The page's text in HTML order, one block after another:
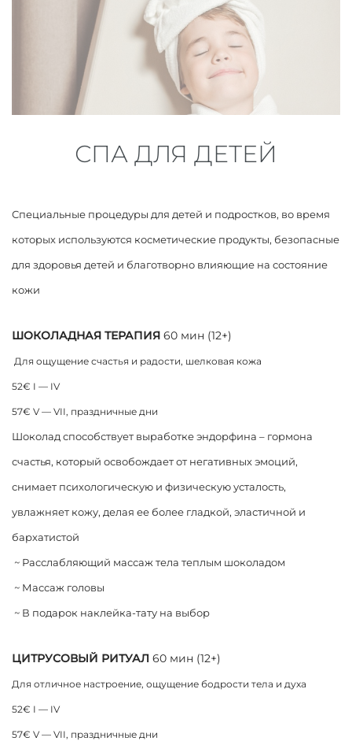
СПА ДЛЯ ДЕТЕЙ
Специальные процедуры для детей и подростков, во время
которых используются косметические продукты, безопасные
для здоровья детей и благотворно влияющие на состояние
кожи
ШОКОЛАДНАЯ ТЕРАПИЯ 60 мин (12+)
Для oщущение счастья и радости, шелковая кожа
52€ I — IV
57€ V — VII, праздничные дни
Шоколад способствует выработке эндорфина – гормона
счастья, который освобождает от негативных эмоций,
снимает психологическую и физическую усталость,
увлажняет кожу, делая ее более гладкой, эластичной и
бархатистой
~ Расслабляющий массаж тела теплым шоколадом
~ Массаж головы
~ В подарок наклейка-тату на выбор
ЦИТРУСОВЫЙ РИТУАЛ 60 мин (12+)
Для oтличное настроение, ощущение бодрости тела и духа
52€ I — IV
57€ V — VII, праздничные дни